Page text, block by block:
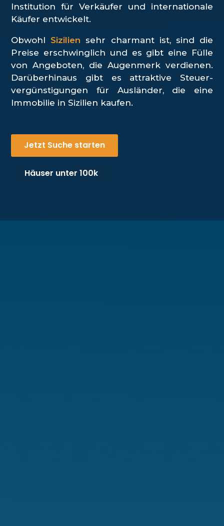
Institution für Verkäufer und internationale
Käufer entwickelt.
Obwohl Sizilien sehr charmant ist, sind die
Preise erschwinglich und es gibt eine Fülle
von Angeboten, die Augenmerk verdienen.
Darüberhinaus gibt es attraktive Steuer-
vergünstigungen für Ausländer, die eine
Immobilie in Sizilien kaufen.
Jetzt Suche starten
Häuser unter 100k